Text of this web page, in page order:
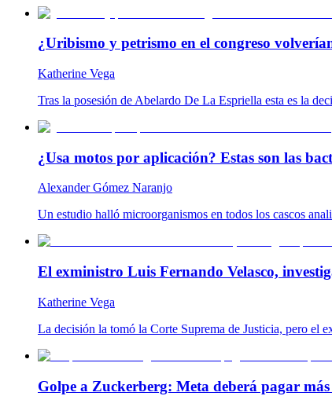
¿Uribismo y petrismo en el congreso
Katherine Vega
Tras la posesión de Abelardo De La Espriella esta es la
¿Usa motos por aplicación? Estas son las
Alexander Gómez Naranjo
Un estudio halló microorganismos en todos los cascos
El exministro Luis Fernando Velasco,
Katherine Vega
La decisión la tomó la Corte Suprema de Justicia, pero el
Golpe a Zuckerberg: Meta deberá pagar